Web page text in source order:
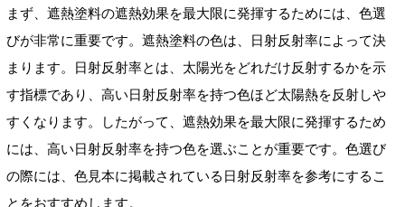
まず、遮熱塗料の遮熱効果を最大限に発揮するためには、色選
びが非常に重要です。遮熱塗料の色は、日射反射率によって決
まります。日射反射率とは、太陽光をどれだけ反射するかを示
す指標であり、高い日射反射率を持つ色ほど太陽熱を反射しや
すくなります。したがって、遮熱効果を最大限に発揮するため
には、高い日射反射率を持つ色を選ぶことが重要です。色選び
の際には、色見本に掲載されている日射反射率を参考にするこ
とをおすすめします。